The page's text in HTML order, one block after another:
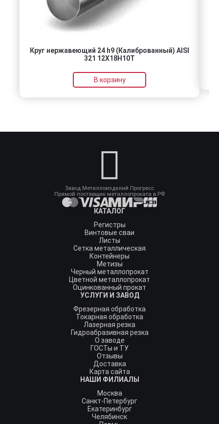
Круг нержавеющий 24 h9 (Калиброванный) AISI
321 12Х18Н10Т
В корзину
Завод Металлоизделий Прогресс
Прямой поставщик металлопроката в РФ
КАТАЛОГ
Регистры
Винтовые сваи
Листы
Сетка металлическая
Контейнеры
Метизы
Черный металлопрокат
Цветной металлопрокат
Оцинкованный прокат
УСЛУГИ И ЗАВОД
Фрезерная обработка
Токарная обработка
Лазерная резка
Гидроабразивная резка
О заводе
ГОСТы и ТУ
Отзывы
Доставка
Карта сайта
НАШИ ФИЛИАЛЫ
Москва
Санкт-Петербург
Екатеринбург
Челябинск